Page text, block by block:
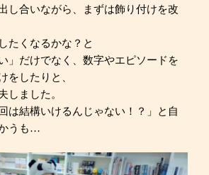
し合いながら、まずは飾り付けを改
たくなるかな？と
」だけでなく、数字やエピソードを
をしたりと、
しました。
は結構いけるんじゃない！？」と自
うも…